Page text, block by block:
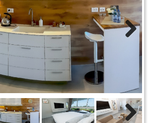
חדרים לפי שעה באזור ירושלים
חדרים לפי שעה באזור השפלה
חדרים לפי שעה בהשרון
טוען תמונות.....